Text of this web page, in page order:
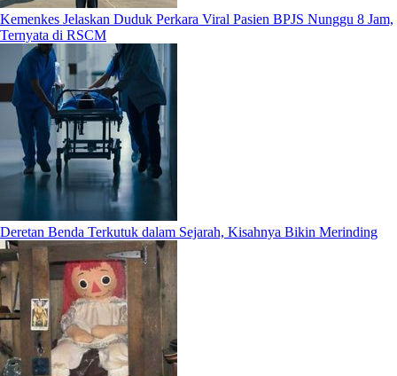
Kemenkes Jelaskan Duduk Perkara Viral Pasien BPJS Nunggu 8 Jam,
Ternyata di RSCM
Deretan Benda Terkutuk dalam Sejarah, Kisahnya Bikin Merinding